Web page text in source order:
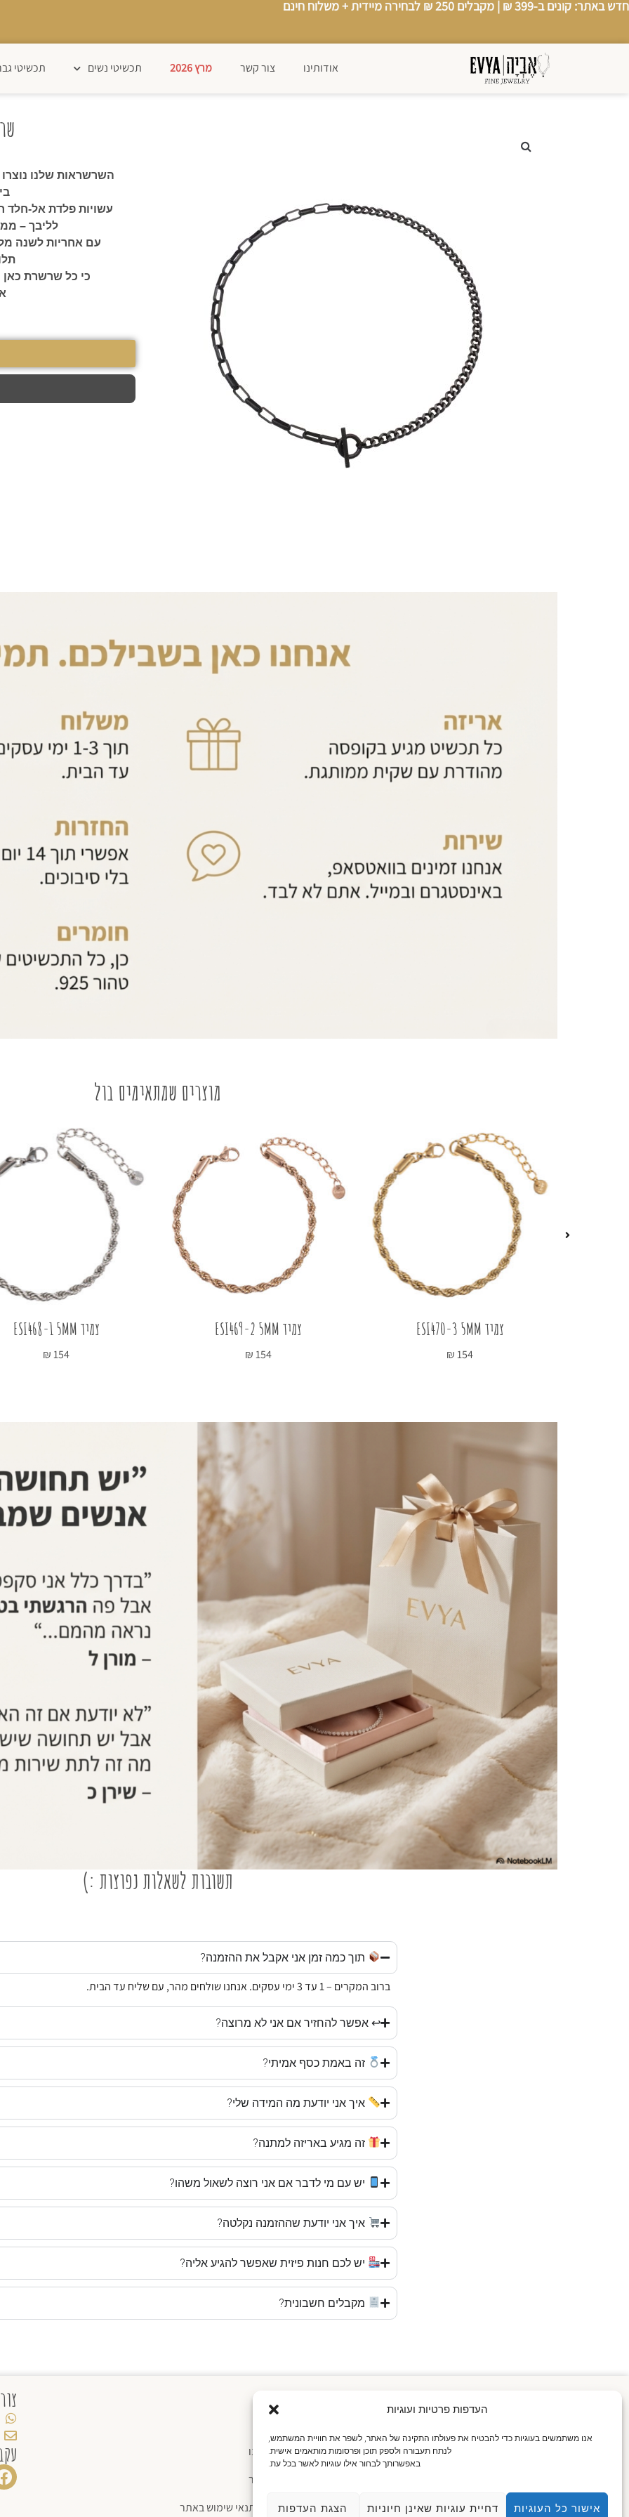
העדפות פרטיות ועוגיות
אנו משתמשים בעוגיות כדי להבטיח את פעולתו התקינה של האתר, לשפר את חוויית המשתמש,
לנתח תעבורה ולספק תוכן ופרסומות מותאמים אישית.
באפשרותך לבחור אילו עוגיות לאשר בכל עת.
אישור כל העוגיות דחיית עוגיות שאינן חיוניות הצגת העדפות
חדש באתר: קונים ב-399 ₪ | מקבלים 250 ₪ לבחירה מיידית +משלוח חינם
אודותינו אודותינו צור קשר מרץ 2026 תכשיטי נשים תכשיטי
השרשראות שלנו
עשויות פלדת אל-חלד
לליבך –
עם אחריות לשנה
כי כל שרשרת
מוצרים שמתאימים בול
צמיד ESI470-3 5MM
154
₪
צמיד ESI469-2 5MM
154
₪
צמיד ESI468-1 5MM
154
₪
תשובות לשאלות נפוצות :)
תוך כמה זמן אני אקבל את ההזמנה?
ברוב המקרים – 1 עד 3 ימי עסקים. אנחנו שולחים מהר, עם שליח עד הבית.
↩ אפשר להחזיר אם אני לא מרוצה?
זה באמת כסף אמיתי?
איך אני יודעת מה המידה שלי?
זה מגיע באריזה למתנה?
יש עם מי לדבר אם אני רוצה לשאול משהו?
איך אני יודעת שההזמנה נקלטה?
יש לכם חנות פיזית שאפשר להגיע אליה?
מקבלים חשבונית?
מידע
אודותינו
צור קשר
תקנון ותנאי שימוש באתר